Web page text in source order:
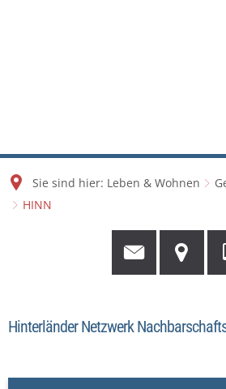
Sie sind hier: Leben & Wohnen
HINN
HINN
Hinterländer Netzwerk